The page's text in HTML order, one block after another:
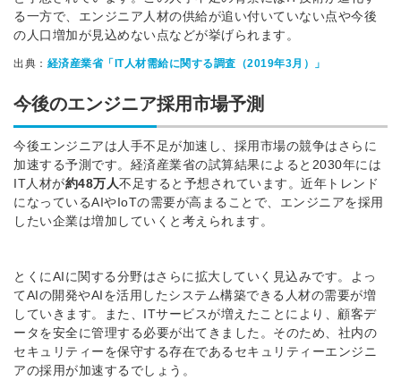
る一方で、エンジニア人材の供給が追い付いていない点や今後
の人口増加が見込めない点などが挙げられます。
出典： 経済産業省「IT人材需給に関する調査（2019年3月）」
今後のエンジニア採用市場予測
今後エンジニアは人手不足が加速し、採用市場の競争はさらに
加速する予測です。経済産業省の試算結果によると2030年には
IT人材が約48万人不足すると予想されています。近年トレンド
になっているAIやIoTの需要が高まることで、エンジニアを採用
したい企業は増加していくと考えられます。
とくにAIに関する分野はさらに拡大していく見込みです。よっ
てAIの開発やAIを活用したシステム構築できる人材の需要が増
していきます。
また、ITサービスが増えたことにより、顧客デ
ータを安全に管理する必要が出てきました。そのため、社内の
セキュリティーを保守する存在であるセキュリティーエンジニ
アの採用が加速するでしょう。